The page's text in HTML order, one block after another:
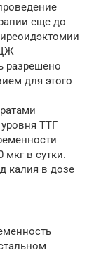
еще до
разрешено
для этого
ТТГ
мкг в сутки.
калия в дозе